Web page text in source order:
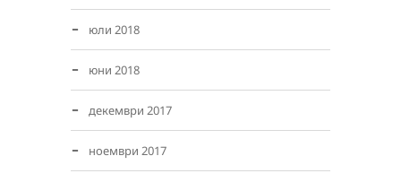
юли 2018
юни 2018
декември 2017
ноември 2017